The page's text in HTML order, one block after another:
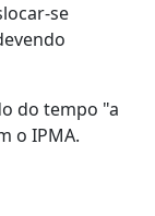
se
do tempo "a
o IPMA.